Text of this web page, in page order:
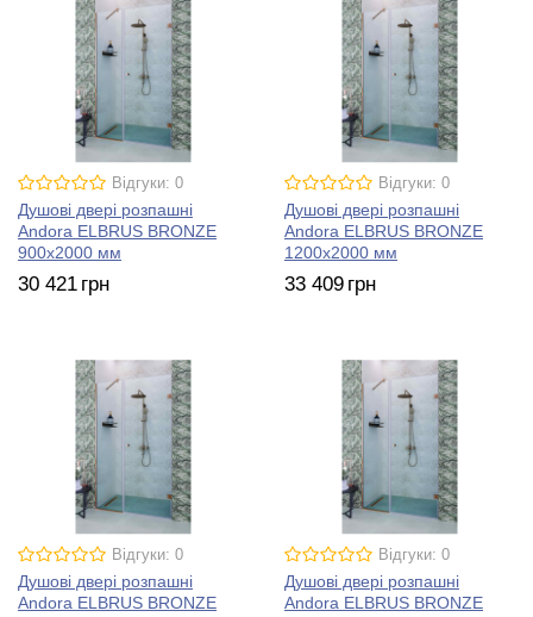
Відгуки: 0
Душові двері розпашні
Andora ELBRUS BRONZE
900х2000 мм
30 421 грн
Відгуки: 0
Душові двері розпашні
Andora ELBRUS BRONZE
1200х2000 мм
33 409 грн
Відгуки: 0
Душові двері розпашні
Andora ELBRUS BRONZE
Відгуки: 0
Душові двері розпашні
Andora ELBRUS BRONZE